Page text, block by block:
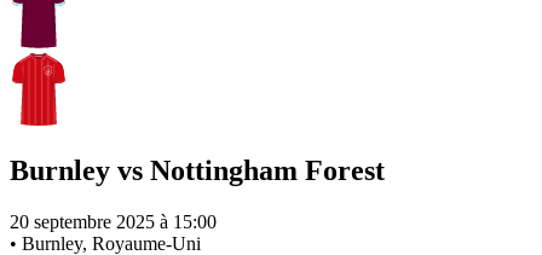
Burnley vs Nottingham Forest
20 septembre 2025 à 15:00
• Burnley, Royaume-Uni